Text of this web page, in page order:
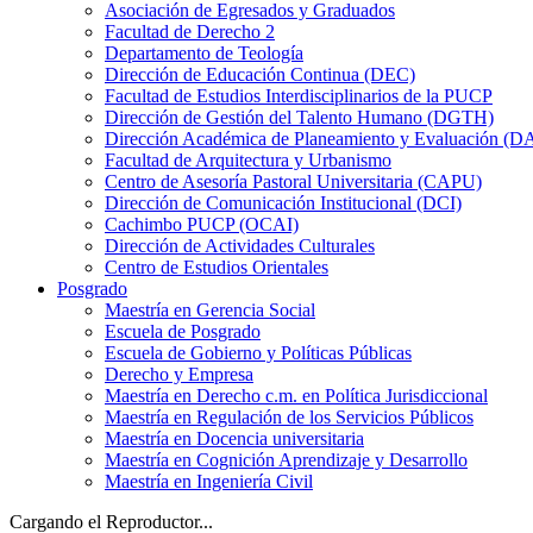
Asociación de Egresados y Graduados
Facultad de Derecho 2
Departamento de Teología
Dirección de Educación Continua (DEC)
Facultad de Estudios Interdisciplinarios de la PUCP
Dirección de Gestión del Talento Humano (DGTH)
Dirección Académica de Planeamiento y Evaluación
Facultad de Arquitectura y Urbanismo
Centro de Asesoría Pastoral Universitaria (CAPU)
Dirección de Comunicación Institucional (DCI)
Cachimbo PUCP (OCAI)
Dirección de Actividades Culturales
Centro de Estudios Orientales
Posgrado
Maestría en Gerencia Social
Escuela de Posgrado
Escuela de Gobierno y Políticas Públicas
Derecho y Empresa
Maestría en Derecho c.m. en Política Jurisdiccional
Maestría en Regulación de los Servicios Públicos
Maestría en Docencia universitaria
Maestría en Cognición Aprendizaje y Desarrollo
Maestría en Ingeniería Civil
Cargando el Reproductor...